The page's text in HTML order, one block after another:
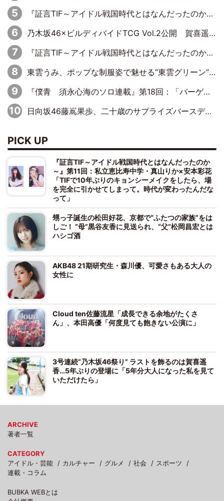
『証言TIF～アイドル戦国時代とはなんだったのか～』第10回：さくら学院・武藤彩未×飯田らうら「正直、中3で辞めるというのを信じてなくて。そう言われてはいたけど、嘘でしょって」
乃木坂46×ビルディバイドTCG Vol.2公開 賀喜遥香＆田村真佑が『京まふ』ステージに登壇
『証言TIF～アイドル戦国時代とはなんだったのか～』第8回：Negicco・Nao☆×Megu×Kaede「東京からオファーが来たのと、梨の皮剥きとどっちが大事なんだって」
東雲うみ、ポップな制服姿で魅せる“東雲グリーン”の正体
『僕青 須永心海のソロ連載』第18回：「バーゲンセールハンターみうな inしまむら」編
日向坂46藤嶌果歩、二十歳のサプライズバースデーに大喜び「頼られる先輩になれるように努力していきたい」
PICK UP
『証言TIF～アイドル戦国時代とはなんだったのか
～』第11回：私立恵比寿中学・真山りか×安本彩花
「TIFで10年ぶりのキョンシーメイクをしたら、場
を完全に引かせてしまって。時代が変わったんだな
って」
甥っ子誕生の松田好花、京都で“ふたつの家族”をは
しご！ “母”黒谷友香に見送られ、“父”松岡昌宏とは
ハシゴ酒
AKB48 21期研究生・森川優、可愛さもある大人の
女性に
Cloud ten佐藤流星「成長できる余地がたくさ
ん」、本田高優「何度見ても飽きない公演に」
3号連続“乃木坂46祭り” ラストを飾るのは賀喜遥
香…5年ぶりの登場に「5年分大人になった私を見て
いただけたら」
ARCHIVE
著者一覧
CATEGORY
アイドル・芸能
カルチャー グルメ 社会
スポーツ
連載・コラム
BUBKA WEBとは